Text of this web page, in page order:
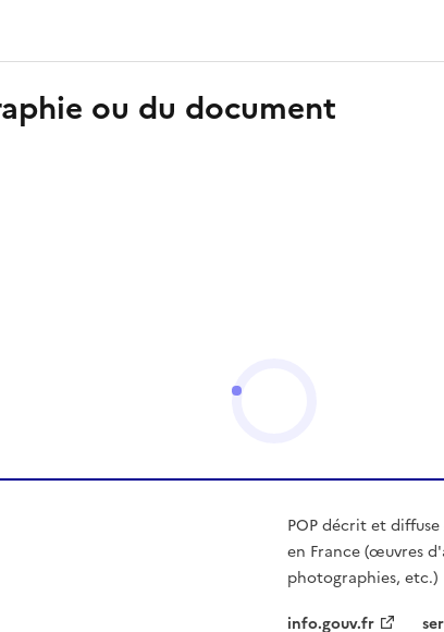
ou du document
POP décrit et
en France (œuvres
photographies, etc.)
info.gouv.fr